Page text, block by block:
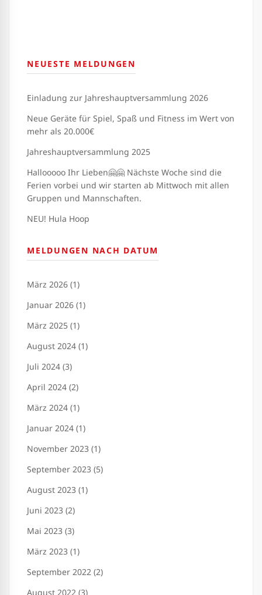
NEUESTE MELDUNGEN
Einladung zur Jahreshauptversammlung 2026
Neue Geräte für Spiel, Spaß und Fitness im Wert von
mehr als 20.000€
Jahreshauptversammlung 2025
Hallooooo Ihr Lieben🤗🤗 Nächste Woche sind die
Ferien vorbei und wir starten ab Mittwoch mit allen
Gruppen und Mannschaften.
NEU! Hula Hoop
MELDUNGEN NACH DATUM
März 2026 (1)
Januar 2026 (1)
März 2025 (1)
August 2024 (1)
Juli 2024 (3)
April 2024 (2)
März 2024 (1)
Januar 2024 (1)
November 2023 (1)
September 2023 (5)
August 2023 (1)
Juni 2023 (2)
Mai 2023 (3)
März 2023 (1)
September 2022 (2)
August 2022 (3)